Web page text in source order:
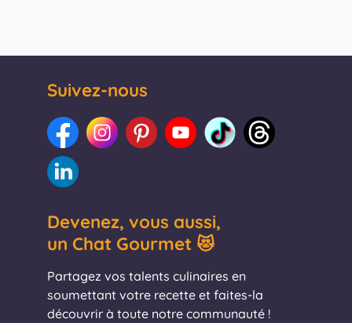
Suivez-nous
Devenez, vous aussi,
un Chat Gourmet 😻
Partagez vos talents culinaires en
soumettant votre recette et faites-la
découvrir à toute notre communauté !